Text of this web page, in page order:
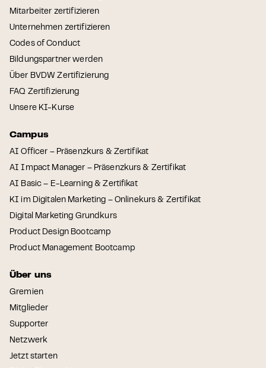
Mitarbeiter zertifizieren
Unternehmen zertifizieren
Codes of Conduct
Bildungspartner werden
Über BVDW Zertifizierung
FAQ Zertifizierung
Unsere KI-Kurse
Campus
AI Officer – Präsenzkurs & Zertifikat
AI Impact Manager – Präsenzkurs & Zertifikat
AI Basic – E-Learning & Zertifikat
KI im Digitalen Marketing – Onlinekurs & Zertifikat
Digital Marketing Grundkurs
Product Design Bootcamp
Product Management Bootcamp
Über uns
Gremien
Mitglieder
Supporter
Netzwerk
Jetzt starten